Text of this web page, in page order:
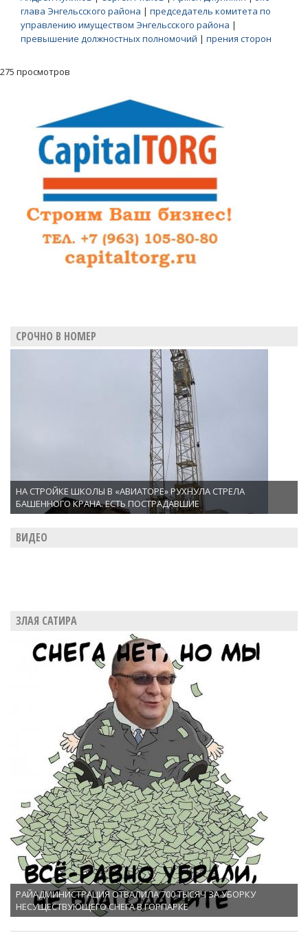
глава Энгельсского района | председатель комитета по
управлению имуществом Энгельсского района |
превышение должностных полномочий | прения сторон
275 просмотров
СРОЧНО В НОМЕР
НА СТРОЙКЕ ШКОЛЫ В «АВИАТОРЕ» РУХНУЛА СТРЕЛА
БАШЕННОГО КРАНА. ЕСТЬ ПОСТРАДАВШИЕ
ВИДЕО
ЗЛАЯ САТИРА
РАЙАДМИНИСТРАЦИЯ ОТВАЛИЛА 700 ТЫСЯЧ ЗА УБОРКУ
НЕСУЩЕСТВУЮЩЕГО СНЕГА В ГОРПАРКЕ